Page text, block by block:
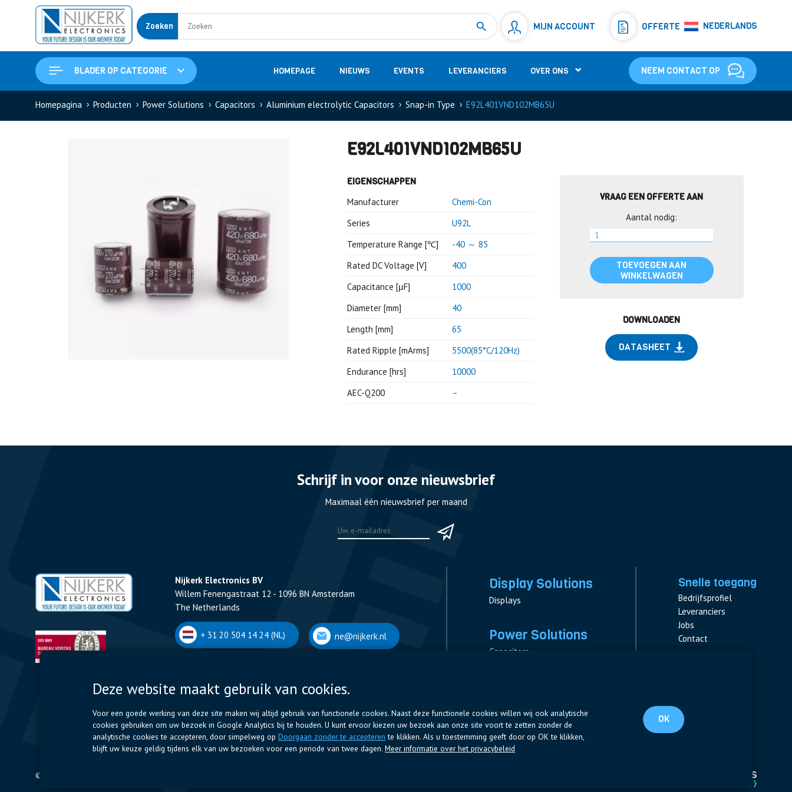
Zoeken MIJN ACCOUNT OFFERTE NEDERLANDS
BLADER OP CATEGORIE HOMEPAGE NIEUWS EVENTS LEVERANCIERS OVER ONS NEEM CONTACT OP
Measurement
Shunt Resistor
Homepagina Producten Power Solutions Capacitors Aluminium electrolytic Capacitors Snap-in Type E92L401VND102MB65U
E92L401VND102MB65U
EIGENSCHAPPEN
Manufacturer
Chemi-Con
Series
U92L
Temperature Range [℃]
-40 ～ 85
Rated DC Voltage [V]
400
Capacitance [μF]
1000
Diameter [mm]
40
Length [mm]
65
Rated Ripple [mArms]
5500(85°C/120Hz)
Endurance [hrs]
10000
AEC-Q200
–
VRAAG EEN OFFERTE AAN
Aantal nodig:
TOEVOEGEN AAN
WINKELWAGEN
DOWNLOADEN
DATASHEET
Schrijf in voor onze nieuwsbrief
Maximaal één nieuwsbrief per maand
Nijkerk Electronics BV
Willem Fenengastraat 12 - 1096 BN Amsterdam
The Netherlands
+ 31 20 504 14 24 (NL) ne@nijkerk.nl
Romeynsweel 7 - 2030 Antwerpen
+32 (0)3 544 70 66 (BE) ne@nijkerk.be
Display Solutions
Displays
Power Solutions
Capacitors
Snelle toegang
Bedrijfsprofiel
Leveranciers
Jobs
Contact
© 2024 Nijkerk Electronics |
Deze website maakt gebruik van cookies.
Voor een goede werking van deze site maken wij altijd gebruik van functionele cookies. Naast deze functionele cookies willen wij ook analytische
cookies gebruiken om uw bezoek in Google Analytics bij te houden. U kunt ervoor kiezen uw bezoek aan onze site voort te zetten zonder de
analytische cookies te accepteren, door simpelweg opDoorgaan zonder te accepteren te klikken. Als u toestemming geeft door op OK te klikken,
blijft uw keuze geldig tijdens elk van uw bezoeken voor een periode van twee dagen.Meer informatie over het privacybeleid
OK